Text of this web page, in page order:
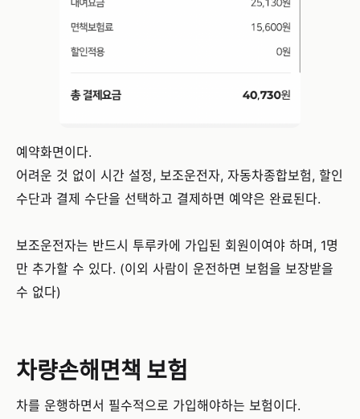
예약화면이다.
어려운 것 없이 시간 설정, 보조운전자, 자동차종합보험, 할인
수단과 결제 수단을 선택하고 결제하면 예약은 완료된다.
보조운전자는 반드시 투루카에 가입된 회원이여야 하며, 1명
만 추가할 수 있다. (이외 사람이 운전하면 보험을 보장받을
수 없다)
차량손해면책 보험
차를 운행하면서 필수적으로 가입해야하는 보험이다.